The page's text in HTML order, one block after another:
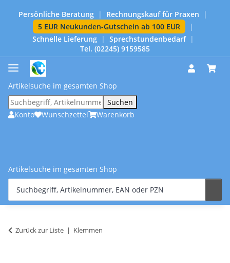
Persönliche Beratung | Rechnungskauf für Praxen
|
5 EUR Neukunden-Gutschein ab 100 EUR
|
Schnelle Lieferung
| Sprechstundenbedarf
|
Tel. (02245) 9159585
Artikelsuche im gesamten Shop
Suchen
Konto
Wunschzettel Warenkorb
Artikelsuche im gesamten Shop
Zurück zur Liste Klemmen